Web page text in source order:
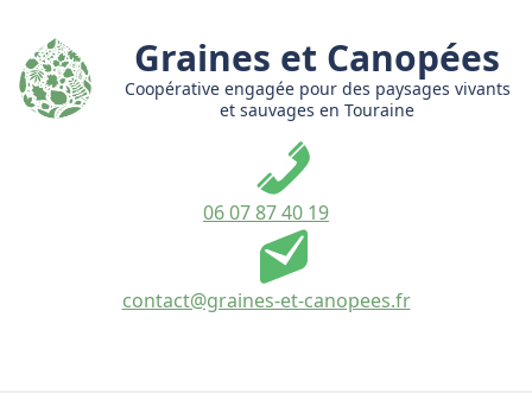
contenu
Graines et Canopées
Coopérative engagée pour des paysages vivants
et sauvages en Touraine
06 07 87 40 19
contact@graines-et-canopees.fr